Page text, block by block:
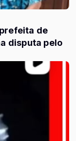
de
disputa pelo